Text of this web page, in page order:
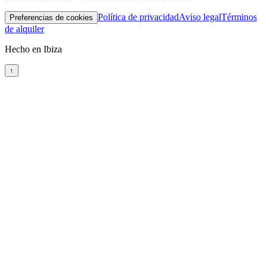
Preferencias de cookies Política de privacidadAviso legalTérminos
de alquiler
Hecho en Ibiza
↑